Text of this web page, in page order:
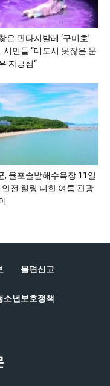
은 판타지발레 ‘구미호’
시민들 “대도시 못잖은 문
자긍심“
, 율포솔밭해수욕장 11일
전·힐링 더한 여름 관광
불편신고
소년보호정책